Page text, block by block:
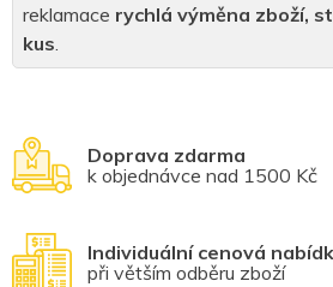
Doprava zdarma
k objednávce nad 1500 Kč
Individuální cenová
při větším odběru zboží
reklamace rychlá výměna zboží,
kus.